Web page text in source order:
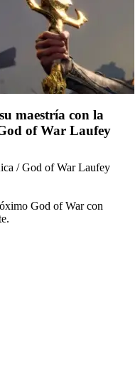
maestría con la
of War Laufey
/ God of War Laufey
God of War con